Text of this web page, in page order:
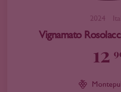
2024
Vignamato
12